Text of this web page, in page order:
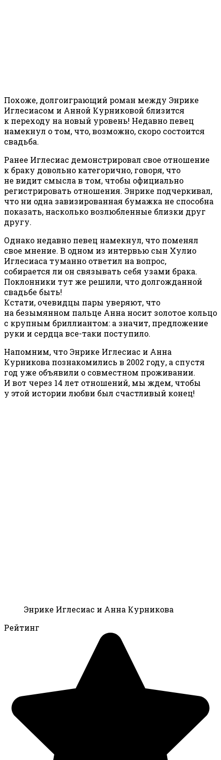
Похоже, долгоиграющий роман между Энрике
Иглесиасом и Анной Курниковой близится
к переходу на новый уровень! Недавно певец
намекнул о том, что, возможно, скоро состоится
свадьба.
Ранее Иглесиас демонстрировал свое отношение
к браку довольно категорично, говоря, что
не видит смысла в том, чтобы официально
регистрировать отношения. Энрике подчеркивал,
что ни одна завизированная бумажка не способна
показать, насколько возлюбленные близки друг
другу.
Однако недавно певец намекнул, что поменял
свое мнение. В одном из интервью сын Хулио
Иглесиаса туманно ответил на вопрос,
собирается ли он связывать себя узами брака.
Поклонники тут же решили, что долгожданной
свадьбе быть!
Кстати, очевидцы пары уверяют, что
на безымянном пальце Анна носит золотое кольцо
с крупным бриллиантом: а значит, предложение
руки и сердца все-таки поступило.
Напомним, что Энрике Иглесиас и Анна
Курникова познакомились в 2002 году, а спустя
год уже объявили о совместном проживании.
И вот через 14 лет отношений, мы ждем, чтобы
у этой истории любви был счастливый конец!
Энрике Иглесиас и Анна Курникова
Рейтинг